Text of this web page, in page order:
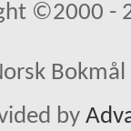
©2000 -
by